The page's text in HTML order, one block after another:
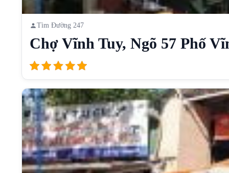
Tìm Đường 247
Chợ Vĩnh Tuy, Ngõ 57 Phố